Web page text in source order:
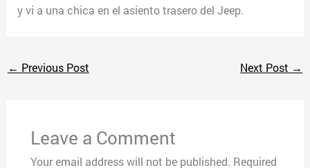
y vi a una chica en el asiento trasero del Jeep.
← Previous Post Next Post →
Leave a Comment
Your email address will not be published. Required